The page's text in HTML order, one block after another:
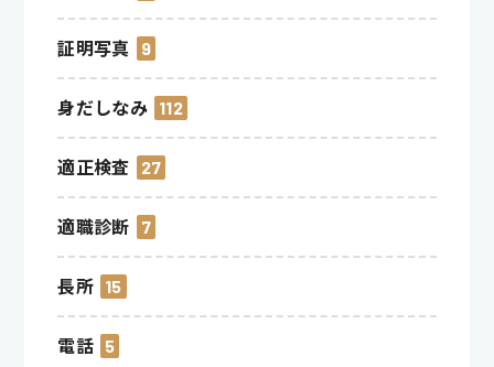
証明写真 9
身だしなみ 112
適正検査 27
適職診断 7
長所 15
電話 5